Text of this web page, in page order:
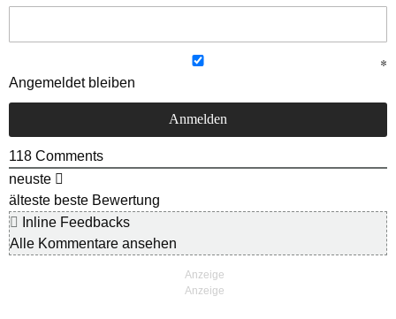
Angemeldet bleiben
118 Comments
neuste
älteste beste Bewertung
Inline Feedbacks
Alle Kommentare ansehen